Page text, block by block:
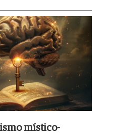
místico-